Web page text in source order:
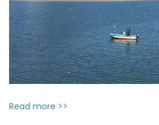
Read more >>